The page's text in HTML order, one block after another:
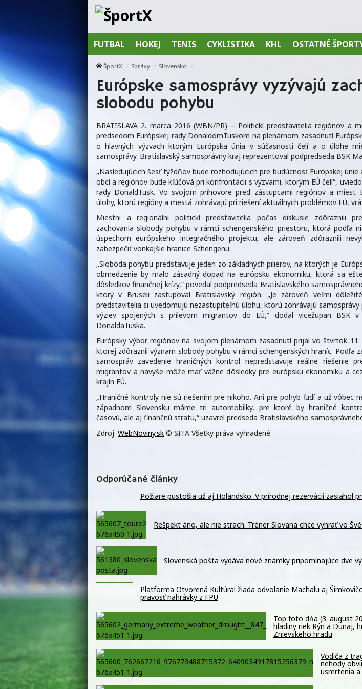
FUTBAL HOKEJ TENIS CYKLISTIKA KHL OSTATNÉ
ŠportX Správy Slovensko
Európske samosprávy vyzývajú
slobodu pohybu
BRATISLAVA 2. marca 2016 (WBN/PR) – Politickí predstavitelia regiónov a
predsedom Európskej rady DonaldomTuskom na plenárnom zasadnutí
o hlavných výzvach ktorým Európska únia v súčasnosti čelí a o úlohe
samosprávy. Bratislavský samosprávny kraj reprezentoval podpredseda BSK
„Nasledujúcich šesť týždňov bude rozhodujúcich pre budúcnosť Európskej únie
obcí a regiónov bude kľúčová pri konfrontácii s výzvami, ktorým EÚ čelí“,
rady DonaldTusk. Vo svojom príhovore pred zástupcami regiónov a miest
úlohy, ktorú regióny a mestá zohrávajú pri riešení aktuálnych problémov EÚ,
Miestni a regionálni politickí predstavitelia počas diskusie zdôraznili
zachovania slobody pohybu v rámci schengenského priestoru, ktorá podľa
úspechom európskeho integračného projektu, ale zároveň zdôraznili
zabezpečiť vonkajšie hranice Schengenu.
„Sloboda pohybu predstavuje jeden zo základných pilierov, na ktorých je
obmedzenie by malo zásadný dopad na európsku ekonomiku, ktorá sa
dôsledkov finančnej krízy,“ povedal podpredseda Bratislavského
ktorý v Bruseli zastupoval Bratislavský región. „Je zároveň veľmi
predstavitelia si uvedomujú nezastupiteľnú úlohu, ktorú zohrávajú samosprávy
výziev spojených s prílevom migrantov do EÚ,“ dodal vicežupan BSK
DonaldaTuska.
Európsky výbor regiónov na svojom plenárnom zasadnutí prijal vo štvrtok
ktorej zdôraznil význam slobody pohybu v rámci schengenských hraníc. Podľa
samospráv zavedenie hraničných kontrol nepredstavuje reálne riešenie
migrantov a navyše môže mať vážne dôsledky pre európsku ekonomiku a
krajín EÚ.
„Hraničné kontroly nie sú riešením pre nikoho. Ani pre pohyb ľudí a už vôbec
západnom Slovensku máme tri automobilky, pre ktoré by hraničné
časovú, ale aj finančnú stratu,“ uzavrel predseda Bratislavského
Zdroj: WebNoviny.sk © SITA Všetky práva vyhradené.
Odporúčané články
Požiare pustošia už aj Holandsko. V prírodnej rezervácii zasiahol
Rešpekt áno, ale nie strach. Tréner Slovana chce vyhrať vo
Slovenská pošta vydáva nové známky pripomínajúce dve
Platforma Otvorená Kultúra! žiada odvolanie Machalu aj
pravosť nahrávky z FPU
Top foto dňa (3. august
hladiny riek Rýn a Dunaj,
Znievskeho hradu
Vodiča z
nehody
usmrtenia a